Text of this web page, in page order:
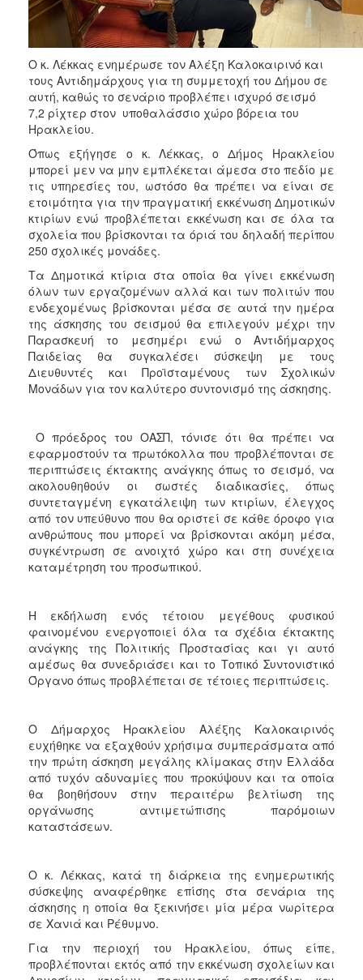
Ο κ. Λέκκας ενημέρωσε τον Αλέξη Καλοκαιρινό και
τους Αντιδημάρχους για τη συμμετοχή του Δήμου σε
αυτή, καθώς το σενάριο προβλέπει ισχυρό σεισμό
7,2 ρίχτερ στον υποθαλάσσιο χώρο βόρεια του
Ηρακλείου.
Όπως εξήγησε ο κ. Λέκκας, ο Δήμος Ηρακλείου
μπορεί μεν να μην εμπλέκεται άμεσα στο πεδίο με
τις υπηρεσίες του, ωστόσο θα πρέπει να είναι σε
ετοιμότητα για την πραγματική εκκένωση Δημοτικών
κτιρίων ενώ προβλέπεται εκκένωση και σε όλα τα
σχολεία που βρίσκονται τα όριά του δηλαδή περίπου
250 σχολικές μονάδες.
Τα Δημοτικά κτίρια στα οποία θα γίνει εκκένωση
όλων των εργαζομένων αλλά και των πολιτών που
ενδεχομένως βρίσκονται μέσα σε αυτά την ημέρα
της άσκησης του σεισμού θα επιλεγούν μέχρι την
Παρασκευή το μεσημέρι ενώ ο Αντιδήμαρχος
Παιδείας θα συγκαλέσει σύσκεψη με τους
Διευθυντές και Προϊσταμένους των Σχολικών
Μονάδων για τον καλύτερο συντονισμό της άσκησης.
Ο πρόεδρος του ΟΑΣΠ, τόνισε ότι θα πρέπει να
εφαρμοστούν τα πρωτόκολλα που προβλέπονται σε
περιπτώσεις έκτακτης ανάγκης όπως το σεισμό, να
ακολουθηθούν οι σωστές διαδικασίες, όπως
συντεταγμένη εγκατάλειψη των κτιρίων, έλεγχος
από τον υπεύθυνο που θα οριστεί σε κάθε όροφο για
ανθρώπους που μπορεί να βρίσκονται ακόμη μέσα,
συγκέντρωση σε ανοιχτό χώρο και στη συνέχεια
καταμέτρηση του προσωπικού.
Η εκδήλωση ενός τέτοιου μεγέθους φυσικού
φαινομένου ενεργοποιεί όλα τα σχέδια έκτακτης
ανάγκης της Πολιτικής Προστασίας και γι αυτό
αμέσως θα συνεδριάσει και το Τοπικό Συντονιστικό
Όργανο όπως προβλέπεται σε τέτοιες περιπτώσεις.
Ο Δήμαρχος Ηρακλείου Αλέξης Καλοκαιρινός
ευχήθηκε να εξαχθούν χρήσιμα συμπεράσματα από
την πρώτη άσκηση μεγάλης κλίμακας στην Ελλάδα
από τυχόν αδυναμίες που προκύψουν και τα οποία
θα βοηθήσουν στην περαιτέρω βελτίωση της
οργάνωσης αντιμετώπισης παρόμοιων
καταστάσεων.
Ο κ. Λέκκας, κατά τη διάρκεια της ενημερωτικής
σύσκεψης αναφέρθηκε επίσης στα σενάρια της
άσκησης η οποία θα ξεκινήσει μία μέρα νωρίτερα
σε Χανιά και Ρέθυμνο.
Για την περιοχή του Ηρακλείου, όπως είπε,
προβλέπονται εκτός από την εκκένωση σχολείων και